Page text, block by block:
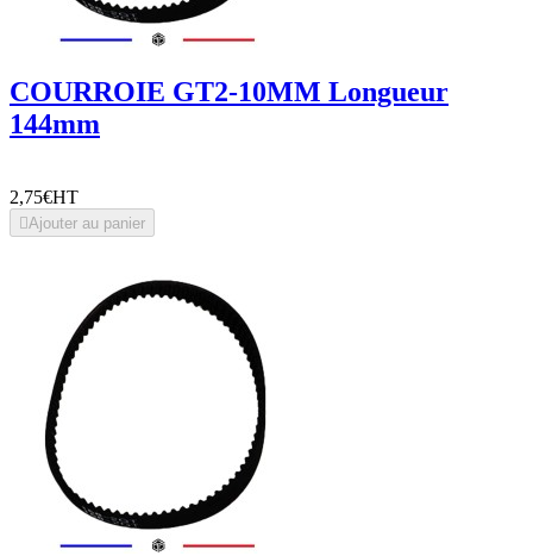
COURROIE GT2-10MM Longueur
144mm
2,75€HT
Ajouter au panier